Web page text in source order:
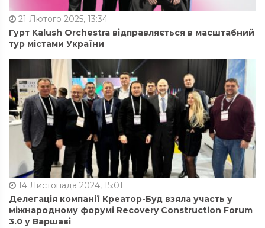
21 Лютого 2025, 13:34
Гурт Kalush Orchestra відправляється в масштабний
тур містами України
14 Листопада 2024, 15:01
Делегація компанії Креатор-Буд взяла участь у
міжнародному форумі Recovery Construction Forum
3.0 у Варшаві